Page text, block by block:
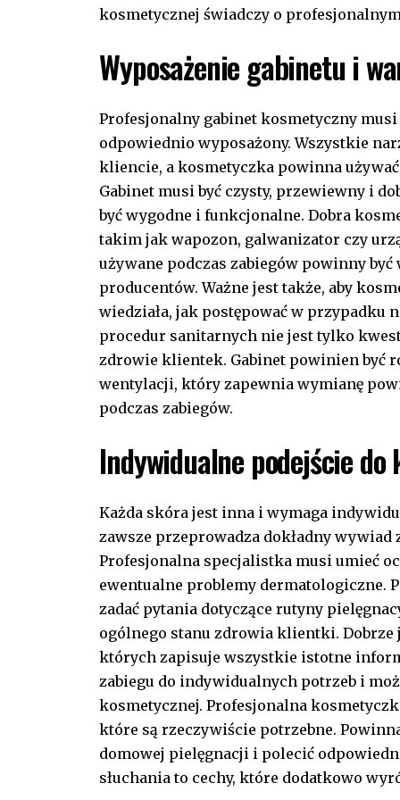
kosmetycznej świadczy o
Wyposażenie gabinetu i
Profesjonalny gabinet kosmetyczny
odpowiednio wyposażony. Wszystkie
kliencie, a kosmetyczka powinna
Gabinet musi być czysty, przewiewny i
być wygodne i funkcjonalne. Dobra
takim jak wapozon, galwanizator czy
używane podczas zabiegów powinny
producentów. Ważne jest także, aby
wiedziała, jak postępować w przypadku
procedur sanitarnych nie jest tylko
zdrowie klientek. Gabinet powinien być
wentylacji, który zapewnia wymianę
podczas zabiegów.
Indywidualne podejście
Każda skóra jest inna i wymaga
zawsze przeprowadza dokładny
Profesjonalna specjalistka musi umieć
ewentualne problemy dermatologiczne.
zadać pytania dotyczące rutyny
ogólnego stanu zdrowia klientki.
których zapisuje wszystkie istotne
zabiegu do indywidualnych potrzeb i
kosmetycznej. Profesjonalna
które są rzeczywiście potrzebne.
domowej pielęgnacji i polecić
słuchania to cechy, które dodatkowo